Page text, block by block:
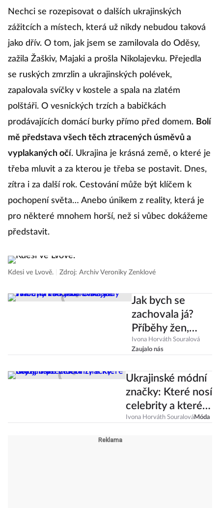
Nechci se rozepisovat o dalších ukrajinských
zážitcích a místech, která už nikdy nebudou taková
jako dřív. O tom, jak jsem se zamilovala do Oděsy,
zažila Žaškiv, Majaki a prošla Nikolajevku. Přejedla
se ruských zmrzlin a ukrajinských polévek,
zapalovala svíčky v kostele a spala na zlatém
polštáři. O vesnických trzích a babičkách
prodávajících domácí burky přímo před domem. Bolí
mě představa všech těch ztracených úsměvů a
vyplakaných očí. Ukrajina je krásná země, o které je
třeba mluvit a za kterou je třeba se postavit. Dnes,
zítra i za další rok. Cestování může být klíčem k
pochopení světa… Anebo únikem z reality, která je
pro některé mnohem horší, než si vůbec dokážeme
představit.
Kdesi ve Lvově. Zdroj: Archiv Veroniky Zenklové
Jak bych se
zachovala já?
Příběhy žen,
které se staly
tvářemi války na
Ukrajině
Ivona Horváth Souralová
Zaujalo nás
Ukrajinské módní
značky: Které nosí
celebrity a které
bojují o přežití?
Ivona Horváth SouralováMóda